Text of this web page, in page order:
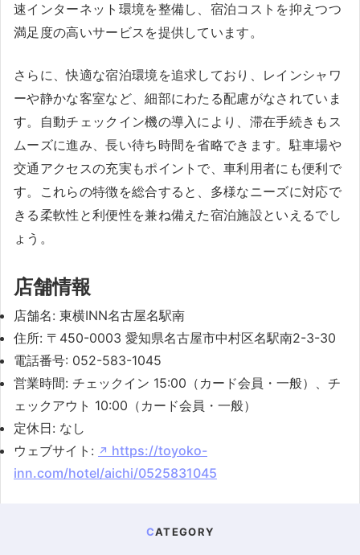
速インターネット環境を整備し、宿泊コストを抑えつつ
満足度の高いサービスを提供しています。
さらに、快適な宿泊環境を追求しており、レインシャワ
ーや静かな客室など、細部にわたる配慮がなされていま
す。自動チェックイン機の導入により、滞在手続きもス
ムーズに進み、長い待ち時間を省略できます。駐車場や
交通アクセスの充実もポイントで、車利用者にも便利で
す。これらの特徴を総合すると、多様なニーズに対応で
きる柔軟性と利便性を兼ね備えた宿泊施設といえるでし
ょう。
店舗情報
店舗名: 東横INN名古屋名駅南
住所: 〒450-0003 愛知県名古屋市中村区名駅南2-3-30
電話番号: 052-583-1045
営業時間: チェックイン 15:00（カード会員・一般）、チ
ェックアウト 10:00（カード会員・一般）
定休日: なし
ウェブサイト:
https://toyoko-
inn.com/hotel/aichi/0525831045
CATEGORY